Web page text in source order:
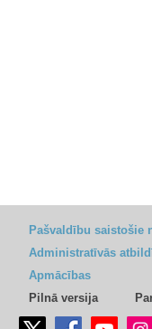
Pašvaldību saistošie
Administratīvās
Apmācības
Pilnā versija